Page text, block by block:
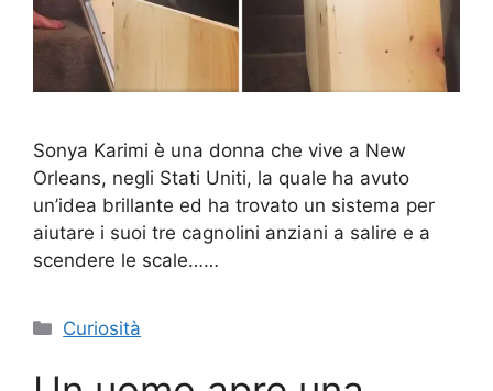
Sonya Karimi è una donna che vive a New
Orleans, negli Stati Uniti, la quale ha avuto
un’idea brillante ed ha trovato un sistema per
aiutare i suoi tre cagnolini anziani a salire e a
scendere le scale……
Categorie
Curiosità